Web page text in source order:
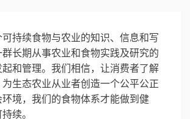
持续食物与农业的知识、信息和写
长期从事农业和食物实践及研究的
和管理。我们相信，让消费者了解
生态农业从业者创造一个公平公正
境，我们的食物体系才能做到健
续。